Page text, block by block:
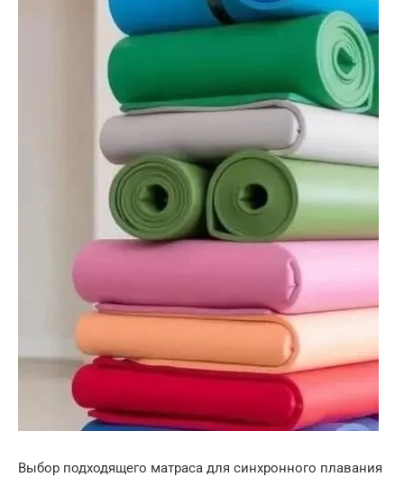
Выбор подходящего матраса для синхронного плавания